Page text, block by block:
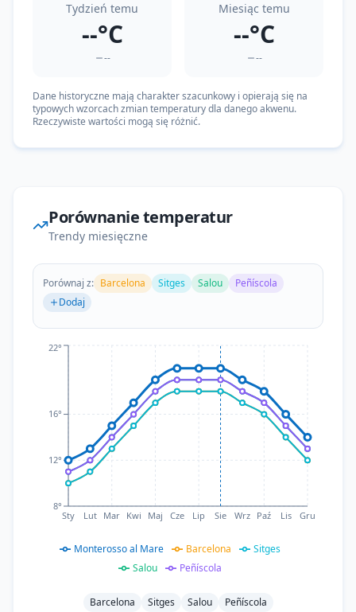
Tydzień temu
--°C
--
Miesiąc temu
--°C
--
Dane historyczne mają charakter szacunkowy i opierają się na
typowych wzorcach zmian temperatury dla danego akwenu.
Rzeczywiste wartości mogą się różnić.
Porównanie temperatur
Trendy miesięczne
Porównaj z: Barcelona Sitges Salou
Peñíscola
Dodaj
Sty Lut Mar Kwi Maj Cze Lip Sie Wrz Paź Lis Gru
8°
12°
16°
22°
Monterosso al Mare Barcelona
Sitges
Salou
Peñíscola
Barcelona Sitges Salou Peñíscola